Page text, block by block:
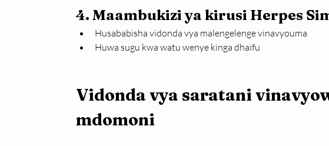
4. Maambukizi ya kirusi Herpes
Husababisha vidonda vya malengelenge vinavyouma
Huwa sugu kwa watu wenye kinga dhaifu
Vidonda vya saratani
mdomoni